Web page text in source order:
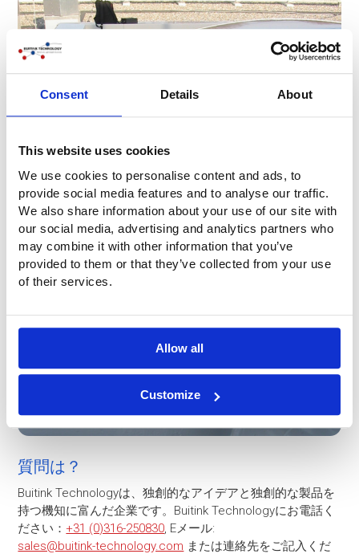
Consent Details About
This website uses cookies
We use cookies to personalise content and ads, to
provide social media features and to analyse our traffic.
We also share information about your use of our site with
our social media, advertising and analytics partners who
may combine it with other information that you’ve
provided to them or that they’ve collected from your use
of their services.
Allow all
Customize
質問は？
Buitink Technologyは、独創的なアイデアと独創的な製品を
持つ機知に富んだ企業です。Buitink Technologyにお電話く
ださい： +31 (0)316-250830, Eメール:
sales@buitink-technology.com または連絡先をご記入くだ